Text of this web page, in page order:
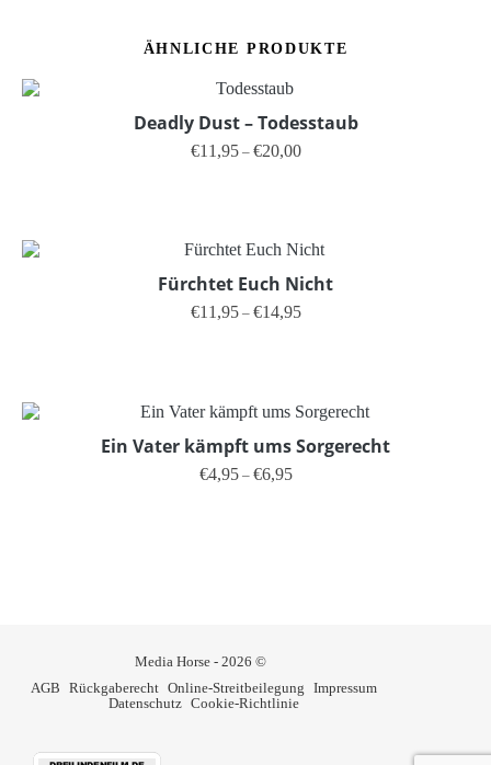
ÄHNLICHE PRODUKTE
Deadly Dust – Todesstaub
€11,95 – €20,00Preisspanne: €11,95 bis €20,00
Fürchtet Euch Nicht
€11,95 – €14,95Preisspanne: €11,95 bis €14,95
Ein Vater kämpft ums Sorgerecht
€4,95 – €6,95Preisspanne: €4,95 bis €6,95
Media Horse - 2026 ©
AGB Rückgaberecht Online-Streitbeilegung Impressum
Datenschutz Cookie-Richtlinie